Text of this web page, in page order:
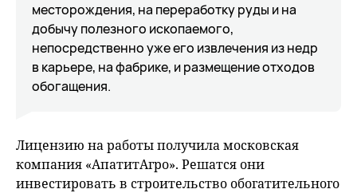
месторождения, на переработку руды и на
добычу полезного ископаемого,
непосредственно уже его извлечения из недр
в карьере, на фабрике, и размещение отходов
обогащения.
Лицензию на работы получила московская
компания «АпатитАгро». Решатся они
инвестировать в строительство обогатительного